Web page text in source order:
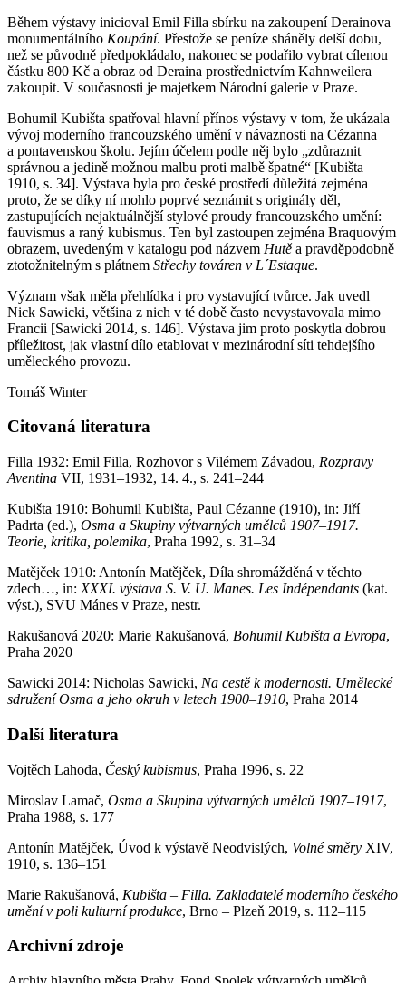
Během výstavy inicioval Emil Filla sbírku na zakoupení Derainova
monumentálního Koupání. Přestože se peníze sháněly delší dobu,
než se původně předpokládalo, nakonec se podařilo vybrat cílenou
částku 800 Kč a obraz od Deraina prostřednictvím Kahnweilera
zakoupit. V současnosti je majetkem Národní galerie v Praze.
Bohumil Kubišta spatřoval hlavní přínos výstavy v tom, že ukázala
vývoj moderního francouzského umění v návaznosti na Cézanna
a pontavenskou školu. Jejím účelem podle něj bylo „zdůraznit
správnou a jedině možnou malbu proti malbě špatné“ [Kubišta
1910, s. 34]. Výstava byla pro české prostředí důležitá zejména
proto, že se díky ní mohlo poprvé seznámit s originály děl,
zastupujících nejaktuálnější stylové proudy francouzského umění:
fauvismus a raný kubismus. Ten byl zastoupen zejména Braquovým
obrazem, uvedeným v katalogu pod názvem Hutě a pravděpodobně
ztotožnitelným s plátnem Střechy továren v L´Estaque.
Význam však měla přehlídka i pro vystavující tvůrce. Jak uvedl
Nick Sawicki, většina z nich v té době často nevystavovala mimo
Francii [Sawicki 2014, s. 146]. Výstava jim proto poskytla dobrou
příležitost, jak vlastní dílo etablovat v mezinárodní síti tehdejšího
uměleckého provozu.
Tomáš Winter
Citovaná literatura
Filla 1932: Emil Filla, Rozhovor s Vilémem Závadou, Rozpravy
Aventina VII, 1931–1932, 14. 4., s. 241–244
Kubišta 1910: Bohumil Kubišta, Paul Cézanne (1910), in: Jiří
Padrta (ed.), Osma a Skupiny výtvarných umělců 1907–1917.
Teorie, kritika, polemika, Praha 1992, s. 31–34
Matějček 1910: Antonín Matějček, Díla shromážděná v těchto
zdech…, in: XXXI. výstava S. V. U. Manes. Les Indépendants (kat.
výst.), SVU Mánes v Praze, nestr.
Rakušanová 2020: Marie Rakušanová, Bohumil Kubišta a Evropa,
Praha 2020
Sawicki 2014: Nicholas Sawicki, Na cestě k modernosti. Umělecké
sdružení Osma a jeho okruh v letech 1900–1910, Praha 2014
Další literatura
Vojtěch Lahoda, Český kubismus, Praha 1996, s. 22
Miroslav Lamač, Osma a Skupina výtvarných umělců 1907–1917,
Praha 1988, s. 177
Antonín Matějček, Úvod k výstavě Neodvislých, Volné směry XIV,
1910, s. 136–151
Marie Rakušanová, Kubišta – Filla. Zakladatelé moderního českého
umění v poli kulturní produkce, Brno – Plzeň 2019, s. 112–115
Archivní zdroje